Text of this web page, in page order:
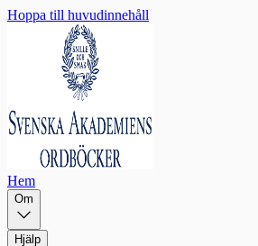
Hoppa till huvudinnehåll
Hem
Om
Hjälp